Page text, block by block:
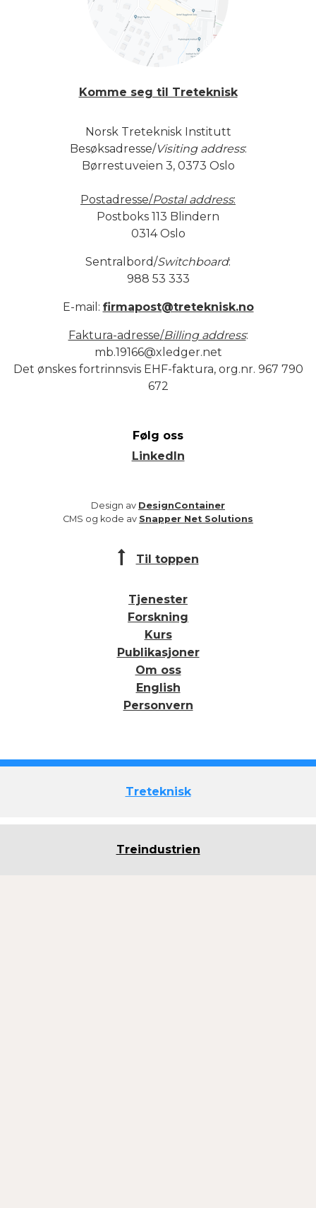
Komme seg til Treteknisk
Norsk Treteknisk Institutt
Besøksadresse/Visiting address:
Børrestuveien 3, 0373 Oslo
Postadresse/Postal address:
Postboks 113 Blindern
0314 Oslo
Sentralbord/Switchboard:
988 53 333
E-mail: firmapost@treteknisk.no
Faktura-adresse/Billing address:
mb.19166@xledger.net
Det ønskes fortrinnsvis EHF-faktura, org.nr. 967 790
672
Følg oss
LinkedIn
Design av DesignContainer
CMS og kode av Snapper Net Solutions
Til toppen
Tjenester
Forskning
Kurs
Publikasjoner
Om oss
English
Personvern
Treteknisk
Treindustrien